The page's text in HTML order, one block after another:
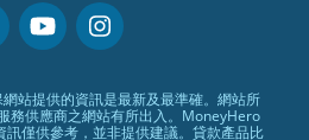
站提供的資訊是最新及最準確。網站所
務供應商之網站有所出入。MoneyHero
僅供參考，並非提供建議。貸款產品比